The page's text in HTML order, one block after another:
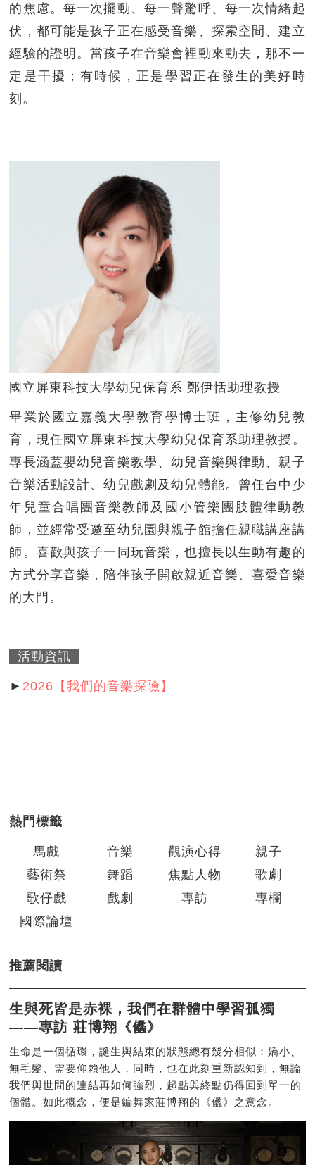
的焦慮。每一次擺動、每一聲驚呼、每一次情緒起
伏，都可能是孩子正在感受音樂、探索空間、建立
經驗的證明。當孩子在音樂會裡動來動去，那不一
定是干擾；有時候，正是學習正在發生的美好時
刻。
國立屏東科技大學幼兒保育系 鄭伊恬助理教授
畢業於國立嘉義大學教育學博士班，主修幼兒教
育，現任國立屏東科技大學幼兒保育系助理教授。
專長涵蓋嬰幼兒音樂教學、幼兒音樂與律動、親子
音樂活動設計、幼兒戲劇及幼兒體能。曾任台中少
年兒童合唱團音樂教師及國小管樂團肢體律動教
師，並經常受邀至幼兒園與親子館擔任親職講座講
師。喜歡與孩子一同玩音樂，也擅長以生動有趣的
方式分享音樂，陪伴孩子開啟親近音樂、喜愛音樂
的大門。
活動資訊
► 2026【我們的音樂探險】
熱門標籤
馬戲 音樂 觀演心得
親子
藝術祭
舞蹈 焦點人物
歌劇
歌仔戲
戲劇 專訪
專欄
國際論壇
推薦閱讀
生與死皆是赤裸，我們在群體中學習孤獨
——專訪 莊博翔《㒩》
生命是一個循環，誕生與結束的狀態總有幾分相似：嬌小、
無毛髮、需要仰賴他人，同時，也在此刻重新認知到，無論
我們與世間的連結再如何強烈，起點與終點仍得回到單一的
個體。如此概念，便是編舞家莊博翔的《㒩》之意念。